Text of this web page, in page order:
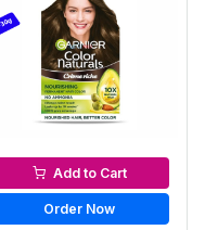
Hair Color
Add to Cart
Order Now